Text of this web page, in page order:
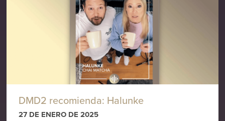
DMD2 recomienda: Halunke
27 DE ENERO DE 2025